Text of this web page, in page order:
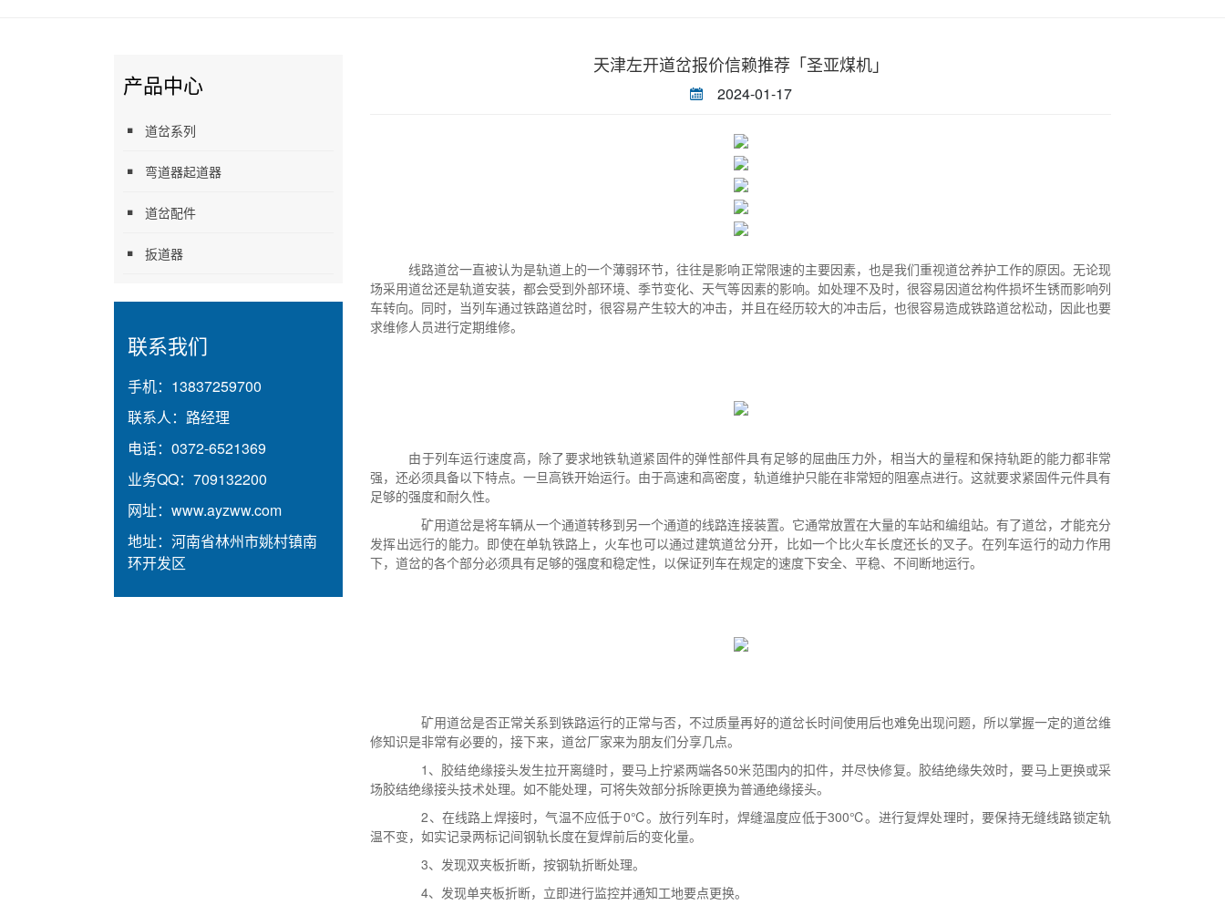
产品中心
道岔系列
弯道器起道器
道岔配件
扳道器
联系我们
手机： 13837259700
联系人： 路经理
电话： 0372-6521369
业务QQ： 709132200
网址： www.ayzww.com
地址： 河南省林州市姚村镇南
环开发区
天津左开道岔报价信赖推荐「圣亚煤机」
2024-01-17
线路道岔一直被认为是轨道上的一个薄弱环节，往往是影响正常限速的主要因素，也是我们重视道岔养护工作的原因。无论现
场采用道岔还是轨道安装，都会受到外部环境、季节变化、天气等因素的影响。如处理不及时，很容易因道岔构件损坏生锈而影响列
车转向。同时，当列车通过铁路道岔时，很容易产生较大的冲击，并且在经历较大的冲击后，也很容易造成铁路道岔松动，因此也要
求维修人员进行定期维修。
由于列车运行速度高，除了要求地铁轨道紧固件的弹性部件具有足够的屈曲压力外，相当大的量程和保持轨距的能力都非常
强，还必须具备以下特点。一旦高铁开始运行。由于高速和高密度，轨道维护只能在非常短的阻塞点进行。这就要求紧固件元件具有
足够的强度和耐久性。
矿用道岔是将车辆从一个通道转移到另一个通道的线路连接装置。它通常放置在大量的车站和编组站。有了道岔，才能充分
发挥出远行的能力。即使在单轨铁路上，火车也可以通过建筑道岔分开，比如一个比火车长度还长的叉子。在列车运行的动力作用
下，道岔的各个部分必须具有足够的强度和稳定性，以保证列车在规定的速度下安全、平稳、不间断地运行。
矿用道岔是否正常关系到铁路运行的正常与否，不过质量再好的道岔长时间使用后也难免出现问题，所以掌握一定的道岔维
修知识是非常有必要的，接下来，道岔厂家来为朋友们分享几点。
1、胶结绝缘接头发生拉开离缝时，要马上拧紧两端各50米范围内的扣件，并尽快修复。胶结绝缘失效时，要马上更换或采
场胶结绝缘接头技术处理。如不能处理，可将失效部分拆除更换为普通绝缘接头。
2、在线路上焊接时，气温不应低于0℃。放行列车时，焊缝温度应低于300℃。进行复焊处理时，要保持无缝线路锁定轨
温不变，如实记录两标记间钢轨长度在复焊前后的变化量。
3、发现双夹板折断，按钢轨折断处理。
4、发现单夹板折断，立即进行监控并通知工地要点更换。